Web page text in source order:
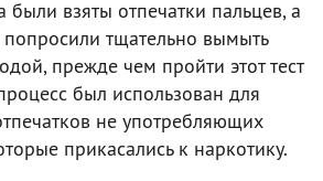
были взяты отпечатки пальцев, а
попросили тщательно вымыть
прежде чем пройти этот тест
был использован для
не употребляющих
прикасались к наркотику.